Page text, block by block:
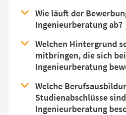
Wie läuft der
Ingenieurberatung ab?
Welchen Hintergrund
mitbringen, die sich
Ingenieurberatung
Welche
Studienabschlüsse
Ingenieurberatung